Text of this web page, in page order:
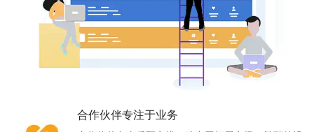
合作伙伴专注于业务